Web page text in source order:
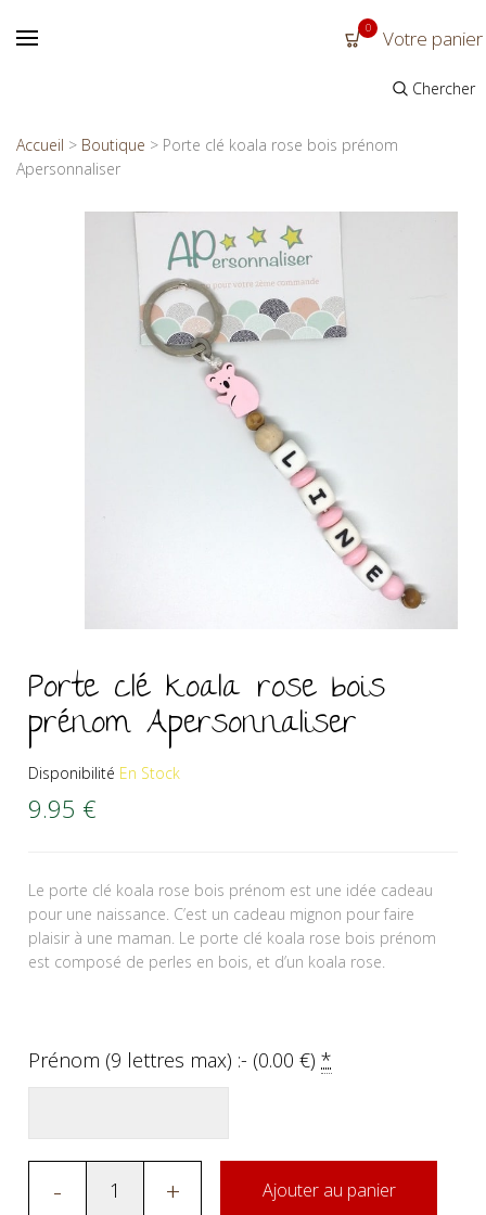
0 Votre panier
Chercher
Accueil > Boutique > Porte clé koala rose bois prénom
Apersonnaliser
Porte clé koala rose bois
prénom Apersonnaliser
Disponibilité En Stock
9.95 €
Le porte clé koala rose bois prénom est une idée cadeau
pour une naissance. C’est un cadeau mignon pour faire
plaisir à une maman. Le porte clé koala rose bois prénom
est composé de perles en bois, et d’un koala rose.
Prénom (9 lettres max) :- (0.00€)*
- + Ajouter au panier